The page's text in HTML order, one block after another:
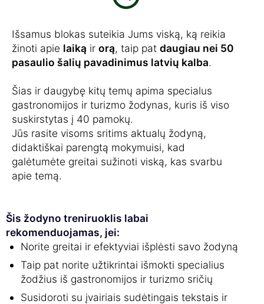
Išsamus blokas suteikia Jums viską, ką reikia
žinoti apie laiką ir orą, taip pat daugiau nei 50
pasaulio šalių pavadinimus latvių kalba.
Šias ir daugybę kitų temų apima specialus
gastronomijos ir turizmo žodynas, kuris iš viso
suskirstytas į 40 pamokų.
Jūs rasite visoms sritims aktualų žodyną,
didaktiškai parengtą mokymuisi, kad
galėtumėte greitai sužinoti viską, kas svarbu
apie temą.
Šis žodyno treniruoklis labai
rekomenduojamas, jei:
Norite greitai ir efektyviai išplėsti savo žodyną
Taip pat norite užtikrintai išmokti specialius
žodžius iš gastronomijos ir turizmo sričių
Susidoroti su įvairiais sudėtingais tekstais ir